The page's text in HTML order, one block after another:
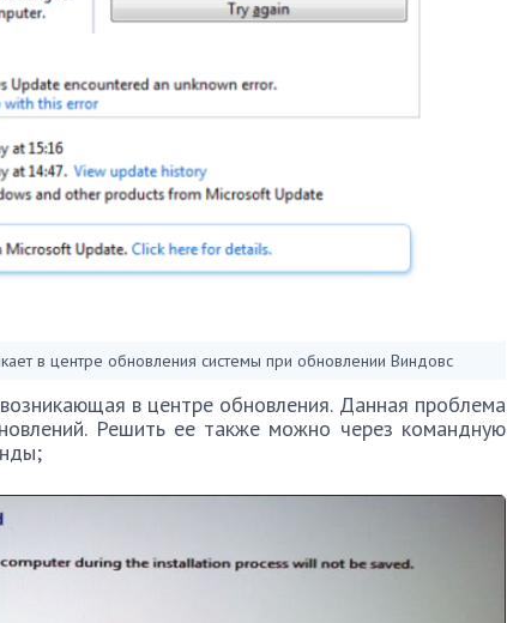
в центре обновления системы при обновлении Виндовс
в центре обновления. Данная проблема
Решить ее также можно через командную